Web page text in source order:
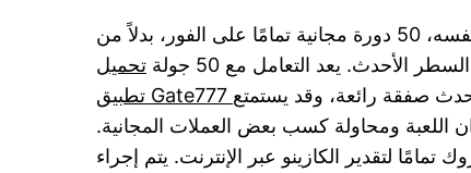
تمنحك حوافز عدم الإيداع، في الوقت نفسه، 50 دورة مجانية تمامًا على الفور، بدلاً من
الأحدث. يعد التعامل مع 50 جولة
تحميل
صفقة رائعة، وقد يستمتع
اللعبة ومحاولة كسب بعض العملات المجانية.
لتقدير الكازينو عبر الإنترنت. يتم إجراء